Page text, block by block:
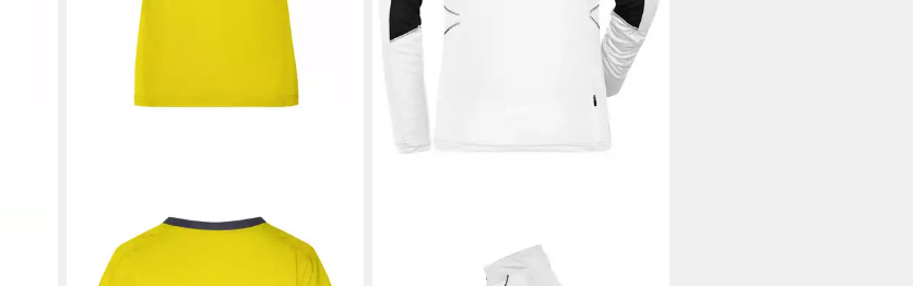
JAMES & NICHOLSON
Laufshirt
Doppelpack Damen Kurzarm
Atmungsaktives Damen Laufshirt in